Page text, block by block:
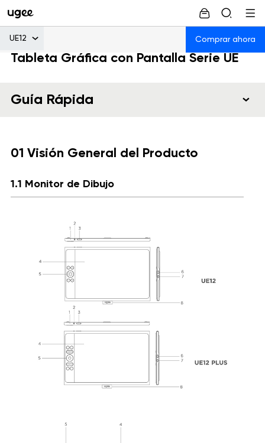
UE12 Comprar ahora
Tableta Gráfica con Pantalla Serie UE
Guía Rápida
01 Visión General del Producto
1.1 Monitor de Dibujo